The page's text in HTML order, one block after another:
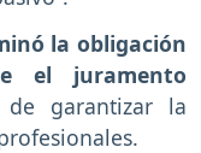
la obligación
el juramento
garantizar la